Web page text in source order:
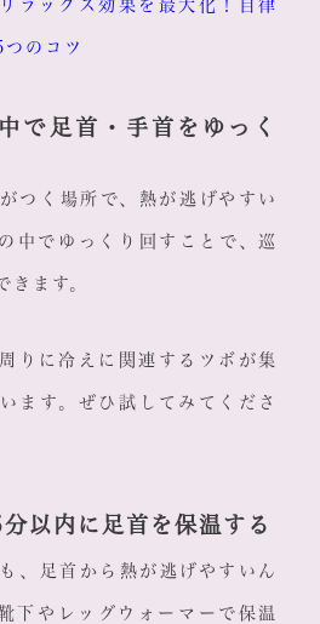
ラックス効果を最大化！自律
のコツ
足首・手首をゆっく
つく場所で、熱が逃げやすい
中でゆっくり回すことで、巡
きます。
りに冷えに関連するツボが集
ます。ぜひ試してみてくださ
以内に足首を保温する
、足首から熱が逃げやすいん
下やレッグウォーマーで保温